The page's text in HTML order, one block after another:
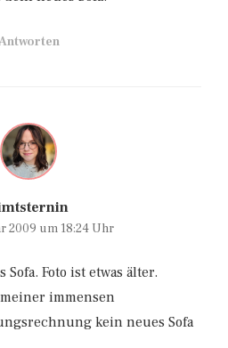
2009 um 18:24 Uhr
Sofa. Foto ist etwas älter.
immensen
kein neues Sofa